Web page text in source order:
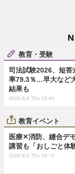
教育・受験
司法試験2026、短答
率79.3％…早大など
結果も
2026.8.6 Thu 18:45
教育イベント
医療✕消防、縫合デ
講習も「おしごと体
2026.8.6 Thu 18:15